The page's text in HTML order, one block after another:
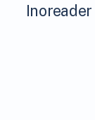
Inoreader